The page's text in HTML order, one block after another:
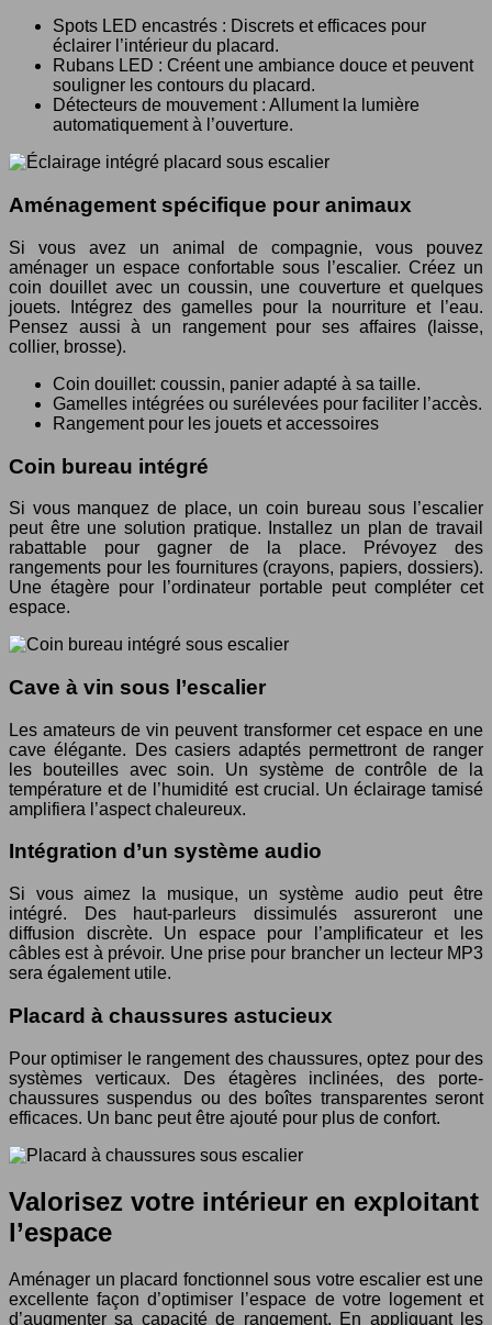
Spots LED encastrés : Discrets et efficaces pour
éclairer l’intérieur du placard.
Rubans LED : Créent une ambiance douce et peuvent
souligner les contours du placard.
Détecteurs de mouvement : Allument la lumière
automatiquement à l’ouverture.
Aménagement spécifique pour animaux
Si vous avez un animal de compagnie, vous pouvez
aménager un espace confortable sous l’escalier. Créez un
coin douillet avec un coussin, une couverture et quelques
jouets. Intégrez des gamelles pour la nourriture et l’eau.
Pensez aussi à un rangement pour ses affaires (laisse,
collier, brosse).
Coin douillet: coussin, panier adapté à sa taille.
Gamelles intégrées ou surélevées pour faciliter l’accès.
Rangement pour les jouets et accessoires
Coin bureau intégré
Si vous manquez de place, un coin bureau sous l’escalier
peut être une solution pratique. Installez un plan de travail
rabattable pour gagner de la place. Prévoyez des
rangements pour les fournitures (crayons, papiers, dossiers).
Une étagère pour l’ordinateur portable peut compléter cet
espace.
Cave à vin sous l’escalier
Les amateurs de vin peuvent transformer cet espace en une
cave élégante. Des casiers adaptés permettront de ranger
les bouteilles avec soin. Un système de contrôle de la
température et de l’humidité est crucial. Un éclairage tamisé
amplifiera l’aspect chaleureux.
Intégration d’un système audio
Si vous aimez la musique, un système audio peut être
intégré. Des haut-parleurs dissimulés assureront une
diffusion discrète. Un espace pour l’amplificateur et les
câbles est à prévoir. Une prise pour brancher un lecteur MP3
sera également utile.
Placard à chaussures astucieux
Pour optimiser le rangement des chaussures, optez pour des
systèmes verticaux. Des étagères inclinées, des porte-
chaussures suspendus ou des boîtes transparentes seront
efficaces. Un banc peut être ajouté pour plus de confort.
Valorisez votre intérieur en exploitant
l’espace
Aménager un placard fonctionnel sous votre escalier est une
excellente façon d’optimiser l’espace de votre logement et
d’augmenter sa capacité de rangement. En appliquant les